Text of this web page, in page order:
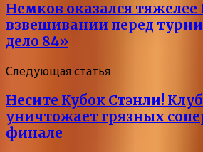
Немков оказался тяжелее
взвешивании перед
дело 84»
Следующая статья
Несите Кубок Стэнли!
уничтожает грязных
финале